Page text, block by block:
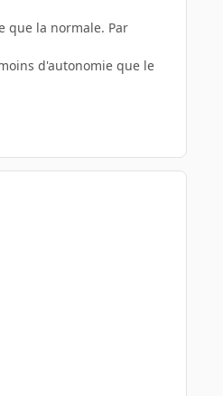
que la normale. Par
d'autonomie que le